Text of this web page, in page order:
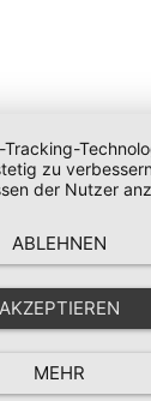
zu
der Nutzer
ABLEHNEN
AKZEPTIEREN
MEHR